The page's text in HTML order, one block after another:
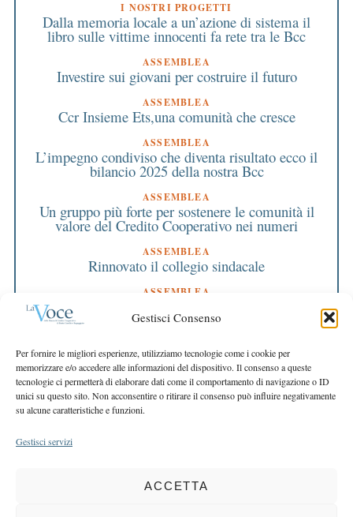
Gestisci Consenso
Per fornire le migliori esperienze, utilizziamo tecnologie come i cookie per
memorizzare e/o accedere alle informazioni del dispositivo. Il consenso a queste
tecnologie ci permetterà di elaborare dati come il comportamento di navigazione o ID
unici su questo sito. Non acconsentire o ritirare il consenso può influire negativamente
su alcune caratteristiche e funzioni.
Gestisci servizi
ACCETTA
I NOSTRI PROGETTI
Dalla memoria locale a un’azione di sistema il
libro sulle vittime innocenti fa rete tra le Bcc
ASSEMBLEA
Investire sui giovani per costruire il futuro
ASSEMBLEA
Ccr Insieme Ets,una comunità che cresce
ASSEMBLEA
L’impegno condiviso che diventa risultato ecco il
bilancio 2025 della nostra Bcc
ASSEMBLEA
Un gruppo più forte per sostenere le comunità il
valore del Credito Cooperativo nei numeri
ASSEMBLEA
Rinnovato il collegio sindacale
ASSEMBLEA
Bilancio approvato all’unanimità e 2 milioni
destinati al territorio
EDITORIALE DIRETTORE
Crescere restando riconoscibili
EDITORIALE PRESIDENTE
Costruire futuro insieme
COPYRIGHT 2025 LA VOCE |PRIVACY